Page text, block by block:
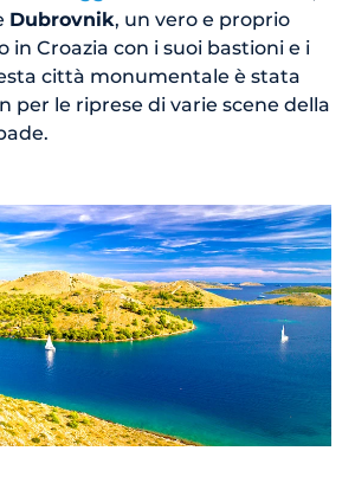
Dubrovnik, un vero e proprio
in Croazia con i suoi bastioni e i
città monumentale è stata
per le riprese di varie scene della